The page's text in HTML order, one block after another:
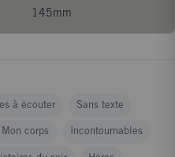
145mm
à écouter Sans texte
Mon corps Incontournables